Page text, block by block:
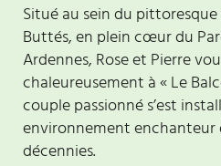
Situé au sein du
Buttés, en plein cœur du
Ardennes, Rose et Pierre
chaleureusement à « Le
couple passionné s’est
environnement enchanteur
décennies.